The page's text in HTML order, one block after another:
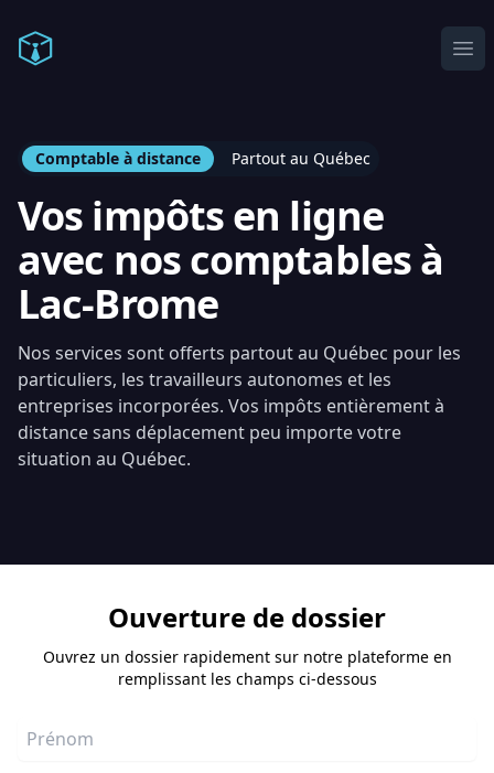
Comptable en ligne
Comptable à distance Partout au Québec
Vos impôts en ligne
avec nos comptables à
Lac-Brome
Nos services sont offerts partout au Québec pour les
particuliers, les travailleurs autonomes et les
entreprises incorporées. Vos impôts entièrement à
distance sans déplacement peu importe votre
situation au Québec.
Ouverture de dossier
Ouvrez un dossier rapidement sur notre plateforme en
remplissant les champs ci-dessous
Prénom